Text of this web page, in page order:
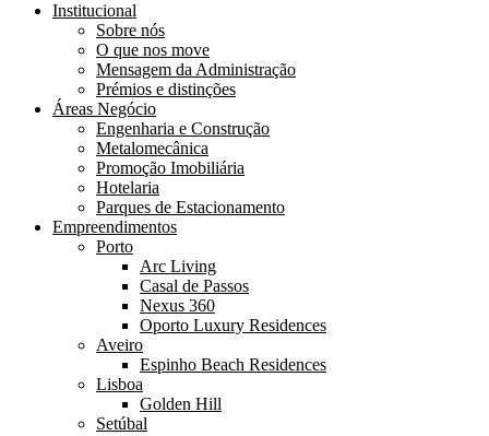
Institucional
Sobre nós
O que nos move
Mensagem da Administração
Prémios e distinções
Áreas Negócio
Engenharia e Construção
Metalomecânica
Promoção Imobiliária
Hotelaria
Parques de Estacionamento
Empreendimentos
Porto
Arc Living
Casal de Passos
Nexus 360
Oporto Luxury Residences
Aveiro
Espinho Beach Residences
Lisboa
Golden Hill
Setúbal